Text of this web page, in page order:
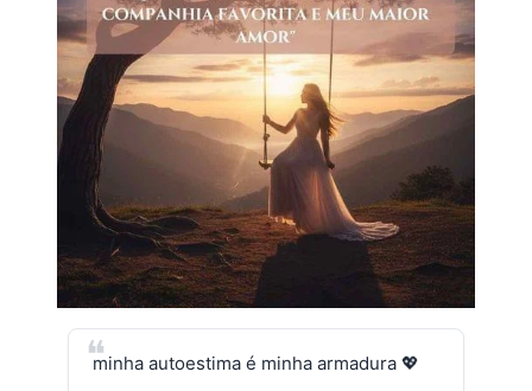
minha autoestima é minha armadura 💖